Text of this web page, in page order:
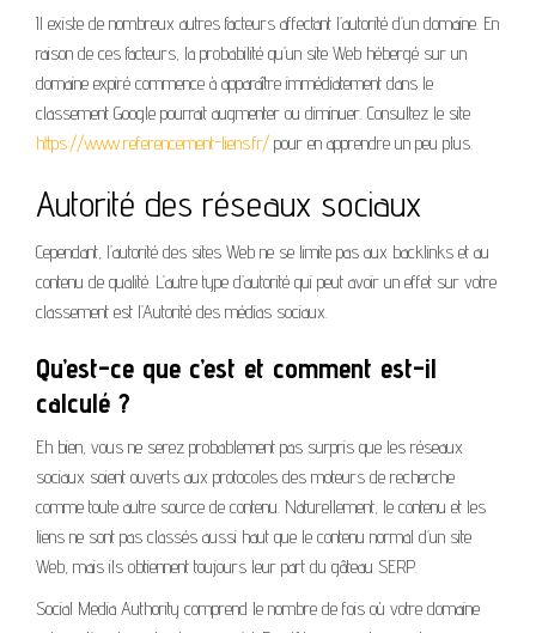
Il existe de nombreux autres facteurs affectant l’autorité d’un domaine. En
raison de ces facteurs, la probabilité qu’un site Web hébergé sur un
domaine expiré commence à apparaître immédiatement dans le
classement Google pourrait augmenter ou diminuer. Consultez le site
https://www.referencement-liens.fr/ pour en apprendre un peu plus.
Autorité des réseaux sociaux
Cependant, l’autorité des sites Web ne se limite pas aux backlinks et au
contenu de qualité. L’autre type d’autorité qui peut avoir un effet sur votre
classement est l’Autorité des médias sociaux.
Qu’est-ce que c’est et comment est-il
calculé ?
Eh bien, vous ne serez probablement pas surpris que les réseaux
sociaux soient ouverts aux protocoles des moteurs de recherche
comme toute autre source de contenu. Naturellement, le contenu et les
liens ne sont pas classés aussi haut que le contenu normal d’un site
Web, mais ils obtiennent toujours leur part du gâteau SERP.
Social Media Authority comprend le nombre de fois où votre domaine